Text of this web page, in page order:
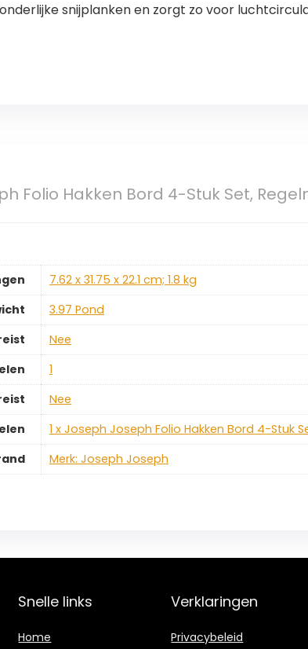
snijplanken en zorgt zo voor
Folio Hakken Bord 4-Stuk Set,
‎7.62 x 31.75 x 22.1 cm; 1.8 kg
‎3.97 Pond
‎Nee
‎1
‎Nee
‎1 x Joseph Joseph Folio Hakken Bord 4-Stuk
Merk: Joseph Joseph
Snelle links
Home
Verklaringen
Privacybeleid